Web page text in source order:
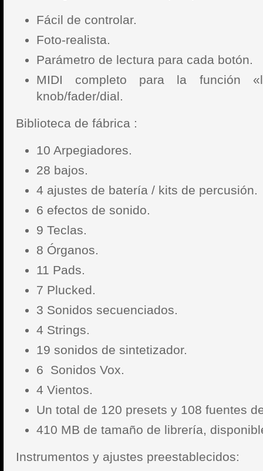
Fácil de controlar.
Foto-realista.
Parámetro de lectura para cada botón.
MIDI completo para la función
knob/fader/dial.
Biblioteca de fábrica :
10 Arpegiadores.
28 bajos.
4 ajustes de batería / kits de percusión.
6 efectos de sonido.
9 Teclas.
8 Órganos.
11 Pads.
7 Plucked.
3 Sonidos secuenciados.
4 Strings.
19 sonidos de sintetizador.
6 Sonidos Vox.
4 Vientos.
Un total de 120 presets y 108 fuentes
410 MB de tamaño de librería,
Instrumentos y ajustes preestablecidos: